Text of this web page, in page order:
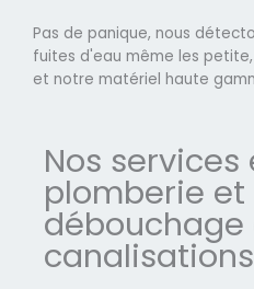
Pas de panique, nous
fuites d'eau même les
et notre matériel haute
Nos services
plomberie et
débouchage
canalisations